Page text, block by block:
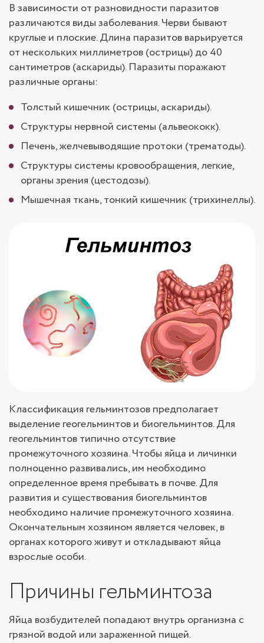
В зависимости от разновидности паразитов
различаются виды заболевания. Черви бывают
круглые и плоские. Длина паразитов варьируется
от нескольких миллиметров (острицы) до 40
сантиметров (аскариды). Паразиты поражают
различные органы:
Толстый кишечник (острицы, аскариды).
Структуры нервной системы (альвеококк).
Печень, желчевыводящие протоки (трематоды).
Структуры системы кровообращения, легкие,
органы зрения (цестодозы).
Мышечная ткань, тонкий кишечник (трихинеллы).
Классификация гельминтозов предполагает
выделение геогельминтов и биогельминтов. Для
геогельминтов типично отсутствие
промежуточного хозяина. Чтобы яйца и личинки
полноценно развивались, им необходимо
определенное время пребывать в почве. Для
развития и существования биогельминтов
необходимо наличие промежуточного хозяина.
Окончательным хозяином является человек, в
органах которого живут и откладывают яйца
взрослые особи.
Причины гельминтоза
Яйца возбудителей попадают внутрь организма с
грязной водой или зараженной пищей.